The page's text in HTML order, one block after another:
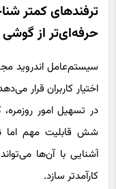
حرفه‌ای‌تر از گوشی
اختیار کاربران قرار
در تسهیل امور روزمره،
شش قابلیت مهم اما
آشنایی با آن‌ها
کارآمدتر سازد.
۱. قفل هوشمند (Lock Extension)